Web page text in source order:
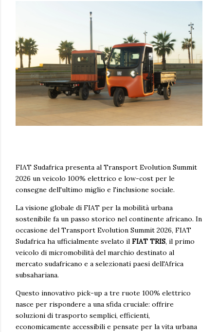
FIAT Sudafrica presenta al Transport Evolution Summit
2026 un veicolo 100% elettrico e low-cost per le
consegne dell'ultimo miglio e l'inclusione sociale.
La visione globale di FIAT per la mobilità urbana
sostenibile fa un passo storico nel continente africano. In
occasione del Transport Evolution Summit 2026, FIAT
Sudafrica ha ufficialmente svelato il FIAT TRIS, il primo
veicolo di micromobilità del marchio destinato al
mercato sudafricano e a selezionati paesi dell'Africa
subsahariana.
Questo innovativo pick-up a tre ruote 100% elettrico
nasce per rispondere a una sfida cruciale: offrire
soluzioni di trasporto semplici, efficienti,
economicamente accessibili e pensate per la vita urbana